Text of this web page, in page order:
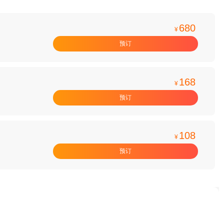
¥ 680
预订
¥ 168
预订
¥ 108
预订